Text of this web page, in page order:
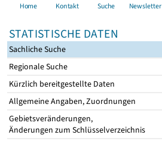
Home Kontakt Suche Newsletter
STATISTISCHE DATEN
Sachliche Suche
Regionale Suche
Kürzlich bereitgestellte Daten
Allgemeine Angaben, Zuordnungen
Gebietsveränderungen,
Änderungen zum Schlüsselverzeichnis